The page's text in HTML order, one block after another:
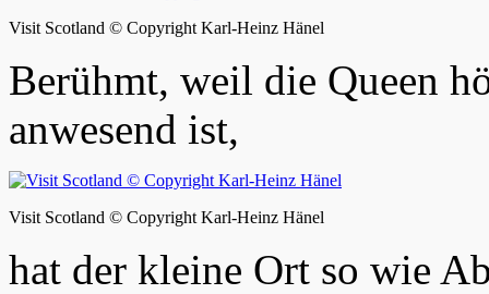
Visit Scotland © Copyright Karl-Heinz Hänel
Berühmt, weil die Queen
anwesend ist,
Visit Scotland © Copyright Karl-Heinz Hänel
hat der kleine Ort so wie